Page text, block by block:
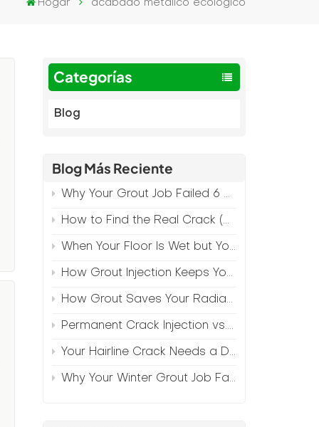
Hogar acabado metálico ecológico
Categorías
Blog
Blog Más Reciente
Why Your Grout Job Failed 6 Months Later (And How to Prevent It)
How to Find the Real Crack (Because What You See Isn't Always the Source)
When Your Floor Is Wet but Your Crack Is Dry
How Grout Injection Keeps Your Retail Floors Looking Fresh
How Grout Saves Your Radiant Floor from Moisture Damage
Permanent Crack Injection vs. Annual Patching—The Math
Your Hairline Crack Needs a Different Grout Than Your Wide Gap
Why Your Winter Grout Job Failed (And How to Fix It)